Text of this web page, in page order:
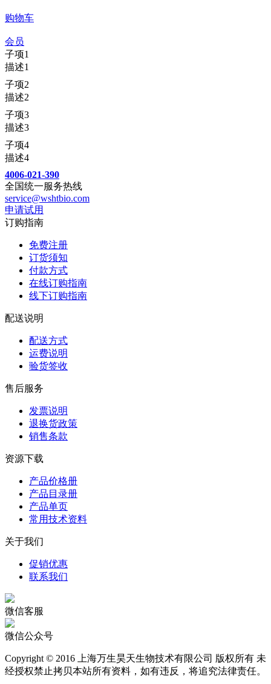
购物车
会员
子项1
描述1
子项2
描述2
子项3
描述3
子项4
描述4
4006-021-390
全国统一服务热线
service@wshtbio.com
申请试用
订购指南
免费注册
订货须知
付款方式
在线订购指南
线下订购指南
配送说明
配送方式
运费说明
验货签收
售后服务
发票说明
退换货政策
销售条款
资源下载
产品价格册
产品目录册
产品单页
常用技术资料
关于我们
促销优惠
联系我们
微信客服
微信公众号
Copyright © 2016 上海万生昊天生物技术有限公司 版权所有 未
经授权禁止拷贝本站所有资料，如有违反，将追究法律责任。